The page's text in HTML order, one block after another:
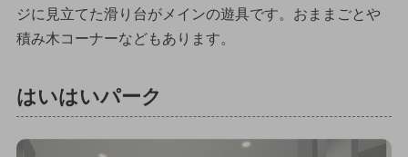
ジに見立てた滑り台がメインの遊具です。おままごとや
積み木コーナーなどもあります。
はいはいパーク